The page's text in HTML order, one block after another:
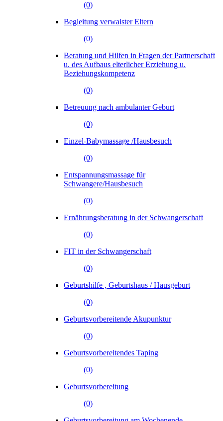
(0)
Begleitung verwaister Eltern
(0)
Beratung und Hilfen in Fragen der Partnerschaft
u. des Aufbaus elterlicher Erziehung u.
Beziehungskompetenz
(0)
Betreuung nach ambulanter Geburt
(0)
Einzel-Babymassage /Hausbesuch
(0)
Entspannungsmassage für
Schwangere/Hausbesuch
(0)
Ernährungsberatung in der Schwangerschaft
(0)
FIT in der Schwangerschaft
(0)
Geburtshilfe , Geburtshaus / Hausgeburt
(0)
Geburtsvorbereitende Akupunktur
(0)
Geburtsvorbereitendes Taping
(0)
Geburtsvorbereitung
(0)